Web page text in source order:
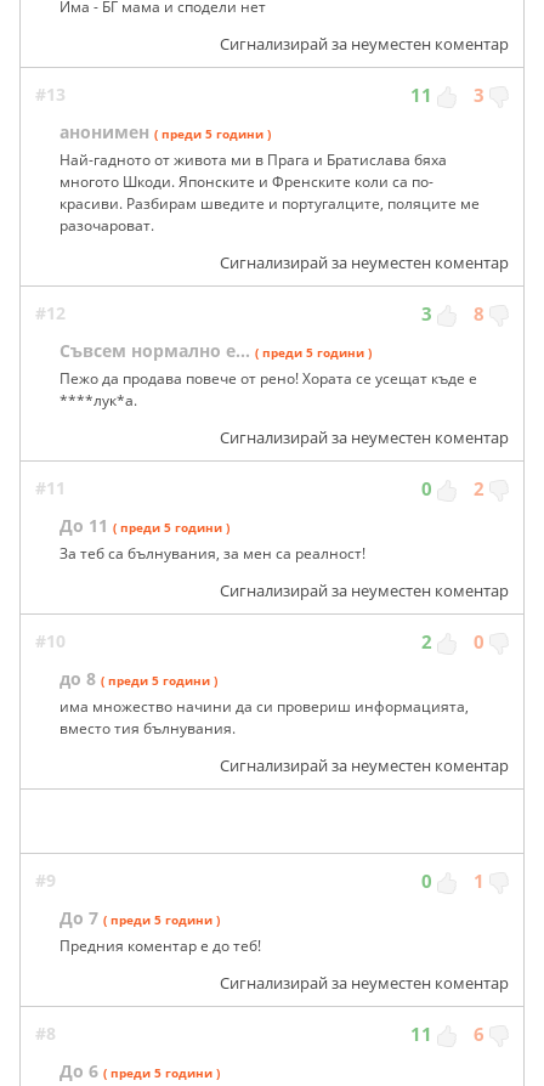
Има - БГ мама и сподели нет
Сигнализирай за неуместен коментар
#13 11 3
анонимен ( преди 5 години )
Най-гадното от живота ми в Прага и Братислава бяха
многото Шкоди. Японските и Френските коли са по-
красиви. Разбирам шведите и португалците, поляците ме
разочароват.
Сигнализирай за неуместен коментар
#12 3 8
Съвсем нормално е... ( преди 5 години )
Пежо да продава повече от рено! Хората се усещат къде е
****лук*а.
Сигнализирай за неуместен коментар
#11 0 2
До 11 ( преди 5 години )
За теб са бълнувания, за мен са реалност!
Сигнализирай за неуместен коментар
#10 2 0
до 8 ( преди 5 години )
има множество начини да си провериш информацията,
вместо тия бълнувания.
Сигнализирай за неуместен коментар
#9 0 1
До 7 ( преди 5 години )
Предния коментар е до теб!
Сигнализирай за неуместен коментар
#8 11 6
До 6 ( преди 5 години )